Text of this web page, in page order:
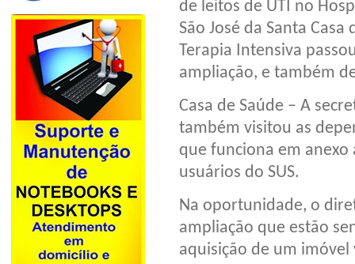
de leitos de UTI no
São José da Santa
Terapia Intensiva
ampliação, e também
Casa de Saúde – A
também visitou as
que funciona em anexo
usuários do SUS.
Na oportunidade, o
ampliação que estão
aquisição de um